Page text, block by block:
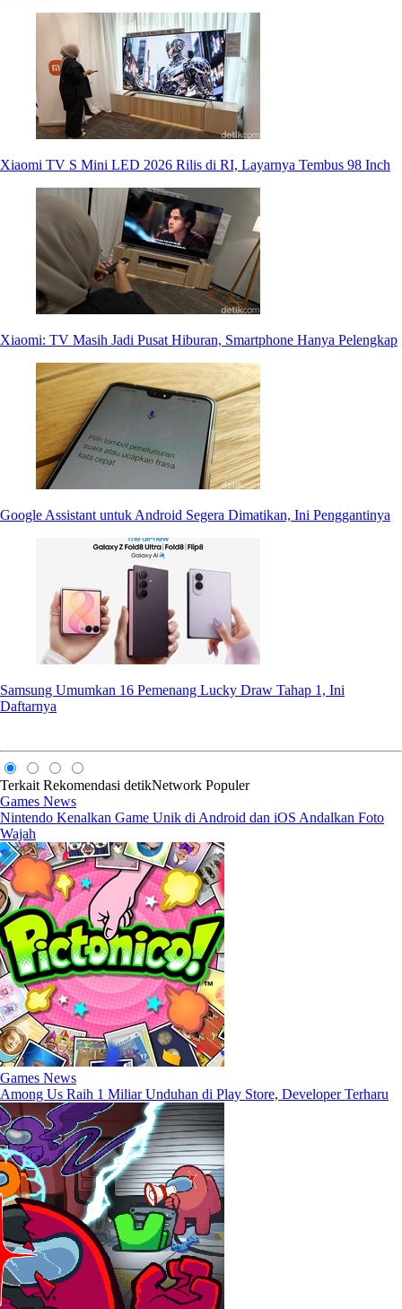
Xiaomi TV S Mini LED 2026 Rilis di RI, Layarnya Tembus 98 Inch
Xiaomi: TV Masih Jadi Pusat Hiburan, Smartphone Hanya Pelengkap
Google Assistant untuk Android Segera Dimatikan, Ini Penggantinya
Samsung Umumkan 16 Pemenang Lucky Draw Tahap 1, Ini
Daftarnya
Terkait Rekomendasi detikNetwork Populer
Games News
Nintendo Kenalkan Game Unik di Android dan iOS Andalkan Foto
Wajah
Games News
Among Us Raih 1 Miliar Unduhan di Play Store, Developer Terharu